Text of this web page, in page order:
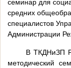
семинар для
средних
специалистов
Администрации
В ТКДНиЗП
методический